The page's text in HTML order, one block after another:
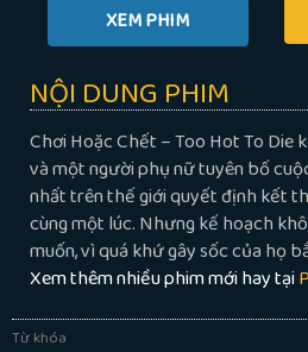
NỘI DUNG PHIM
Chơi Hoặc Chết – Too Hot To Die
và một người phụ nữ tuyên bố
nhất trên thế giới quyết định kết
cùng một lúc. Nhưng kế hoạch
muốn, vì quá khứ gây sốc của họ
Xem thêm nhiều phim mới hay tại
Từ khóa